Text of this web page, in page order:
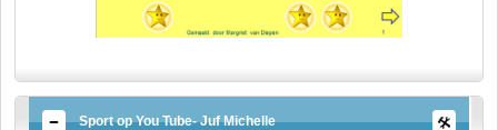
Sport op You Tube- Juf Michelle